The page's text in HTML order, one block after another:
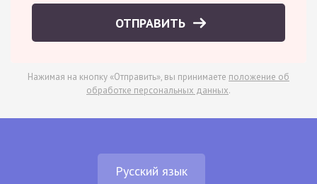
ОТПРАВИТЬ
Нажимая на кнопку «Отправить», вы принимаете положение об
обработке персональных данных.
Русский язык